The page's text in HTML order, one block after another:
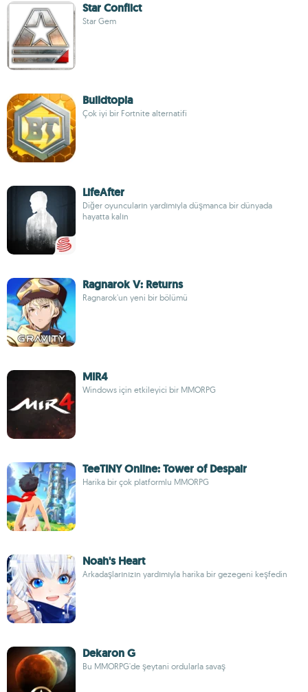
Star Conflict
Star Gem
Buildtopia
Çok iyi bir Fortnite alternatifi
LifeAfter
Diğer oyuncuların yardımıyla düşmanca bir dünyada
hayatta kalın
Ragnarok V: Returns
Ragnarok'un yeni bir bölümü
MIR4
Windows için etkileyici bir MMORPG
TeeTINY Online: Tower of Despair
Harika bir çok platformlu MMORPG
Noah's Heart
Arkadaşlarınızın yardımıyla harika bir gezegeni keşfedin
Dekaron G
Bu MMORPG'de şeytani ordularla savaş